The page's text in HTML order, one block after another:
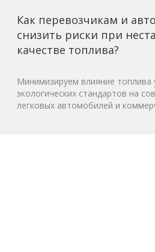
Как перевозчикам и
снизить риски при
качестве топлива?
Минимизируем влияние топлива
экологических стандартов на
легковых автомобилей и